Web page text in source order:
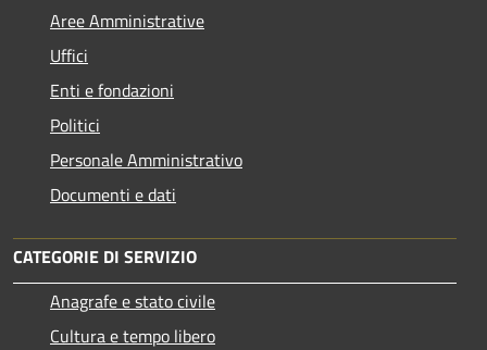
Aree Amministrative
Uffici
Enti e fondazioni
Politici
Personale Amministrativo
Documenti e dati
CATEGORIE DI SERVIZIO
Anagrafe e stato civile
Cultura e tempo libero